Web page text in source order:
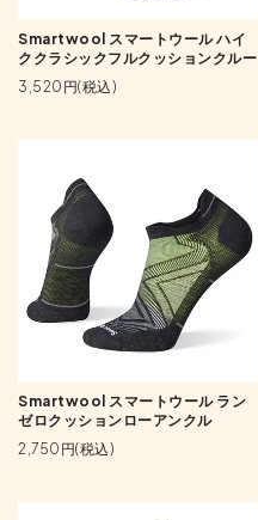
Smartwool スマートウール ハイ
ククラシックフルクッションクルー
3,520円(税込)
Smartwool スマートウール ラン
ゼロクッションローアンクル
2,750円(税込)